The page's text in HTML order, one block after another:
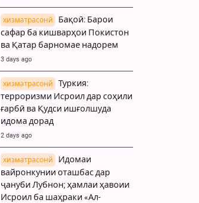
хизматрасонй
Бақоӣ: Барои
сафар ба кишварҳои Покистон
ва Қатар барномае надорем
3 days ago
хизматрасонй
Туркия:
терроризми Исроил дар соҳили
ғарбӣ ва Қудси ишғолшуда
идома дорад
2 days ago
хизматрасонй
Идомаи
вайронкунии оташбас дар
ҷануби Лубнон; ҳамлаи ҳавоии
Исроил ба шаҳраки «Ал-